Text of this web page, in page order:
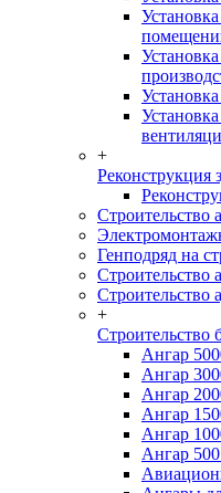
+
Реконструкция
Строительство
Генподряд на
Строительство
Строительство
+
Строительство
Ангар
Ангар
Ангар
Ангар
Ангар
Ангар